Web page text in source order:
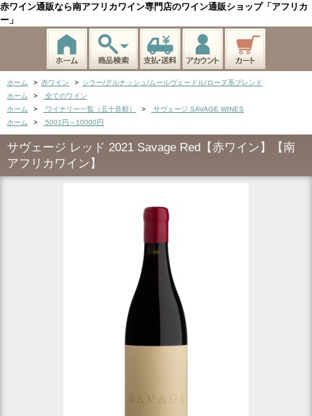
赤ワイン通販なら南アフリカワイン専門店のワイン通販ショップ「アフリカ
ー」
ホーム > 赤ワイン > シラー/グルナッシュ/ムールヴェードル/ローヌ系ブレンド
ホーム
>
全てのワイン
ホーム
> ワイナリー一覧（五十音順） >
サヴェージ SAVAGE WINES
ホーム
> 5001円～10000円
サヴェージ レッド 2021 Savage Red【赤ワイン】【南
アフリカワイン】